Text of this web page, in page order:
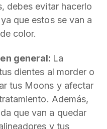
debes evitar hacerlo
que estos se van a
color.
general: La
dientes al morder o
tus Moons y afectar
Además,
que van a quedar
y tus